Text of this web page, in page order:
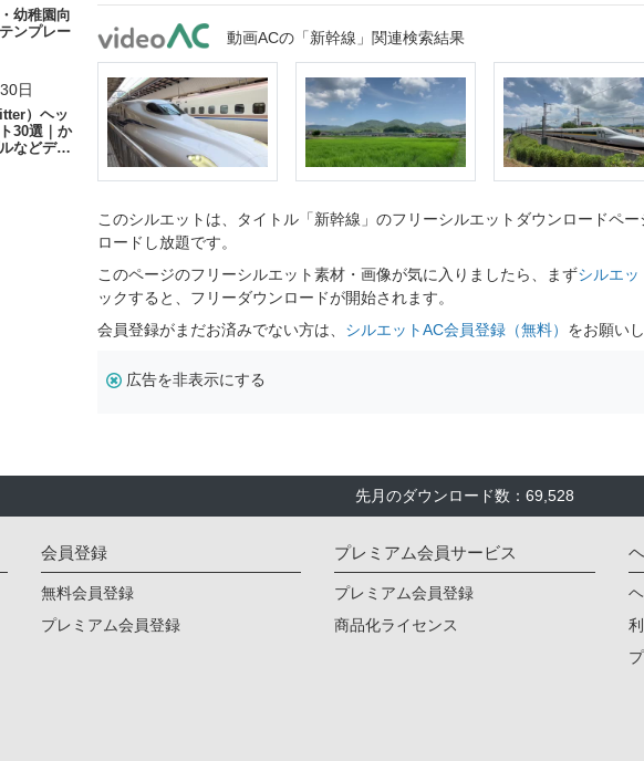
幼稚園向
ンプレー
日
）ヘッ
30選｜か
などデザ
動画ACの「新幹線」関連検索結果
このシルエットは、タイトル「新幹線」のフリーシルエットダウンロードペ
ロードし放題です。
このページのフリーシルエット素材・画像が気に入りましたら、まずシルエッ
ックすると、フリーダウンロードが開始されます。
会員登録がまだお済みでない方は、 シルエットAC会員登録（無料） をお願いし
広告を非表示にする
先月のダウンロード数：69,528
会員登録
無料会員登録
プレミアム会員登録
プレミアム会員サービス
プレミアム会員登録
商品化ライセンス